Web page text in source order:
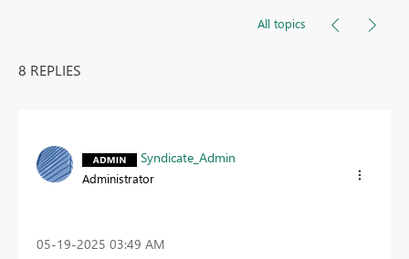
All topics
8 REPLIES
Syndicate_Admin
Administrator
‎05-19-2025 03:49 AM